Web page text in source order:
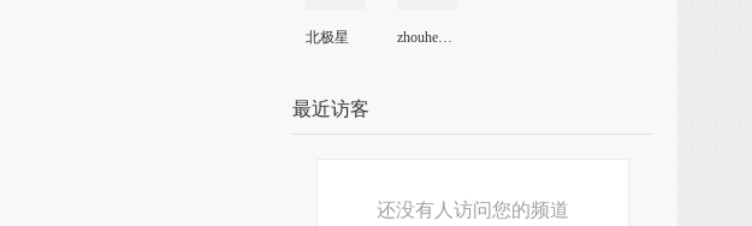
北极星 zhouheping888
最近访客
还没有人访问您的频道